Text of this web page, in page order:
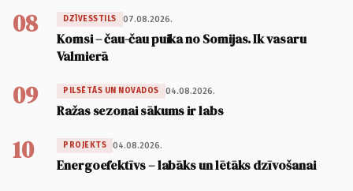
08 DZĪVESSTILS 07.08.2026.
Komsi – čau-čau puika no Somijas. Ik vasaru
Valmierā
09 PILSĒTĀS UN NOVADOS 04.08.2026.
Ražas sezonai sākums ir labs
10 PROJEKTS 04.08.2026.
Energoefektīvs – labāks un lētāks dzīvošanai